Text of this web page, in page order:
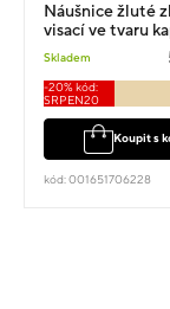
Náušnice žluté
visací ve tvaru
kamenem 1.5cm
Skladem
-20% kód:
SRPEN20
Koupit s
kód: 001651706228